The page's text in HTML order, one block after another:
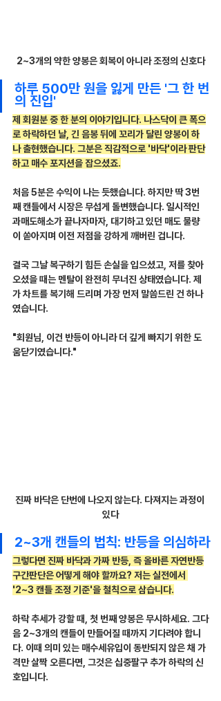
2~3개의 약한 양봉은 회복이 아니라 조정의 신호다
하루 500만 원을 잃게 만든 '그 한 번
의 진입'
제 회원분 중 한 분의 이야기입니다. 나스닥이 큰 폭으
로 하락하던 날, 긴 음봉 뒤에 꼬리가 달린 양봉이 하
나 출현했습니다. 그분은 직감적으로 '바닥'이라 판단
하고 매수 포지션을 잡으셨죠.
처음 5분은 수익이 나는 듯했습니다. 하지만 딱 3번
째 캔들에서 시장은 무섭게 돌변했습니다. 일시적인
과매도해소가 끝나자마자, 대기하고 있던 매도 물량
이 쏟아지며 이전 저점을 강하게 깨버린 겁니다.
결국 그날 복구하기 힘든 손실을 입으셨고, 저를 찾아
오셨을 때는 멘탈이 완전히 무너진 상태였습니다. 제
가 차트를 복기해 드리며 가장 먼저 말씀드린 건 하나
였습니다.
"회원님, 이건 반등이 아니라 더 깊게 빠지기 위한 도
움닫기였습니다."
진짜 바닥은 단번에 나오지 않는다. 다져지는 과정이
있다
2~3개 캔들의 법칙: 반등을 의심하라
그렇다면 진짜 바닥과 가짜 반등, 즉 올바른 자연반등
구간판단은 어떻게 해야 할까요? 저는 실전에서
'2~3 캔들 조정 기준'을 철칙으로 삼습니다.
하락 추세가 강할 때, 첫 번째 양봉은 무시하세요. 그다
음 2~3개의 캔들이 만들어질 때까지 기다려야 합니
다. 이때 의미 있는 매수세유입이 동반되지 않은 채 가
격만 살짝 오른다면, 그것은 십중팔구 추가 하락의 신
호입니다.